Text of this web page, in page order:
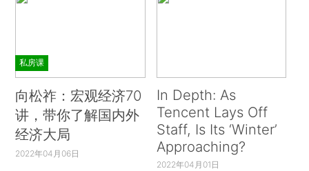
私房课
向松祚：宏观经济70
讲，带你了解国内外
经济大局
2022年04月06日
In Depth: As
Tencent Lays Off
Staff, Is Its ‘Winter’
Approaching?
2022年04月01日